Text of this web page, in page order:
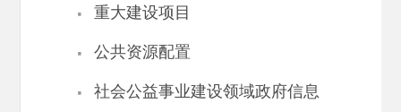
· 重大建设项目
· 公共资源配置
· 社会公益事业建设领域政府信息